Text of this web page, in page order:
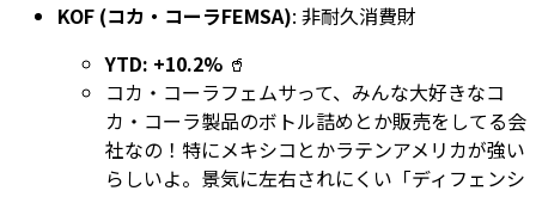
KOF (コカ・コーラFEMSA): 非耐久消費財
YTD: +10.2% 🥤
コカ・コーラフェムサって、みんな大好きなコ
カ・コーラ製品のボトル詰めとか販売をしてる会
社なの！特にメキシコとかラテンアメリカが強い
らしいよ。景気に左右されにくい「ディフェンシ